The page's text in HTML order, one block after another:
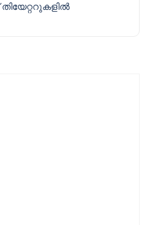
തിയേറ്ററുകളിൽ